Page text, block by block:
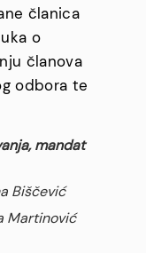
članica
o
članova
odbora te
mandat
Biščević
Martinović